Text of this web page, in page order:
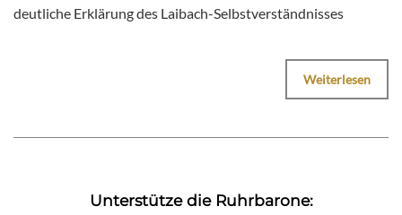
deutliche Erklärung des Laibach-Selbstverständnisses
Weiterlesen
Unterstütze die Ruhrbarone: